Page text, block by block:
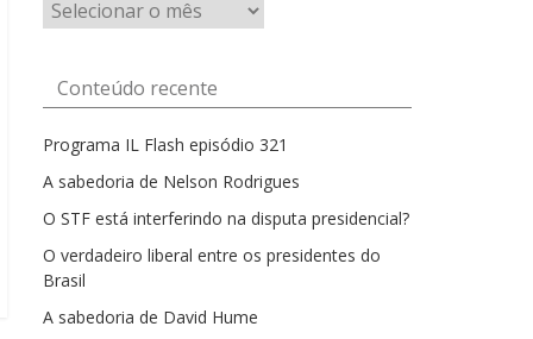
por
Conteúdo recente
Programa IL Flash episódio 321
A sabedoria de Nelson Rodrigues
O STF está interferindo na disputa presidencial?
O verdadeiro liberal entre os presidentes do
Brasil
A sabedoria de David Hume